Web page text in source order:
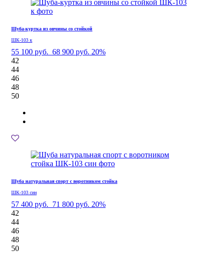
Шуба-куртка из овчины со стойкой
ШК-103 к
55 100 руб. 68 900 руб. 20%
42
44
46
48
50
Шуба натуральная спорт с воротником стойка
ШК-103 син
57 400 руб. 71 800 руб. 20%
42
44
46
48
50